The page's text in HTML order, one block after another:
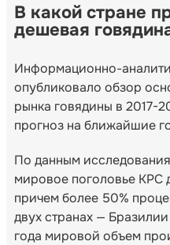
В какой стране
дешевая
Информационно-
опубликовало обзор
рынка говядины в 2017-
прогноз на ближайшие
По данным
мировое поголовье КРС
причем более 50%
двух странах —
года мировой объем